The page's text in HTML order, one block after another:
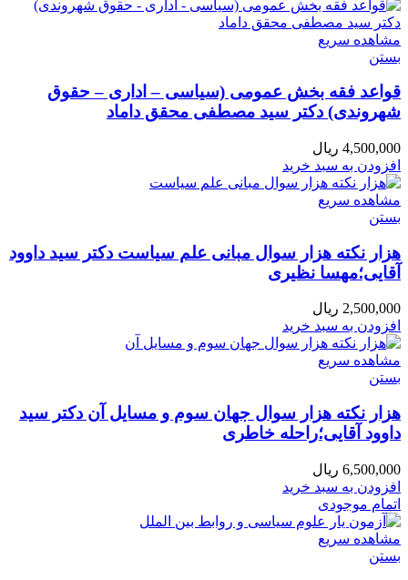
مشاهده سریع
بستن
قواعد فقه بخش عمومی (سیاسی – اداری – حقوق
شهروندی) دکتر سید مصطفی محقق داماد
4,500,000 ریال
افزودن به سبد خرید
مشاهده سریع
بستن
هزار نکته هزار سوال مبانی علم سیاست دکتر سید داوود
آقایی؛مهسا نظیری
2,500,000 ریال
افزودن به سبد خرید
مشاهده سریع
بستن
هزار نکته هزار سوال جهان سوم و مسایل آن دکتر سید
داوود آقایی؛راحله خاطری
6,500,000 ریال
افزودن به سبد خرید
اتمام موجودی
مشاهده سریع
بستن